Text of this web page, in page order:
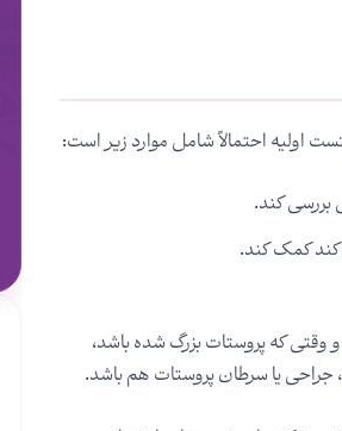
اولیه احتمالاً شامل موارد زیر است:
بررسی کند.
کند کمک کند.
که پروستات بزرگ شده باشد،
یا سرطان پروستات هم باشد.